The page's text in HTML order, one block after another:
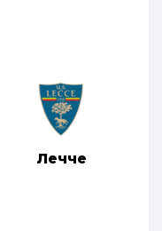
Лечче